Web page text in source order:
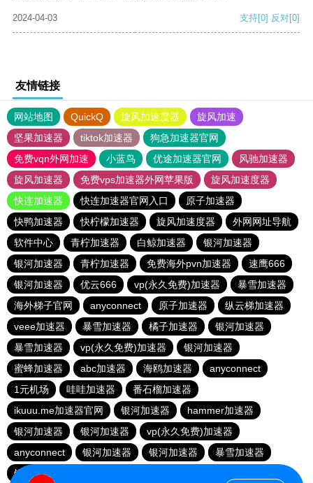
2024-04-03 支持[0] 反对[0]
友情链接
网站地图 QuickQ 旋风加速度器
旋风加速
坚果加速器
tiktok加速器
狗急加速器官网
免费vqn外网加速
小蓝鸟 优途加速器官网
风驰加速器
旋风加速器
免费vps加速器外网苹果版
旋风加速度器
快连加速器
快连加速器官网入口
原子加速器
快鸭加速器
快柠檬加速器 旋风加速度器
外网网址导航
软件中心
青柠加速器 白鲸加速器
银河加速器
银河加速器
青柠加速器 免费海外pvn加速器
速鹰666
银河加速器
优云666 vp(永久免费)加速器
暴雪加速器
海外梯子官网
anyconnect 原子加速器
纵云梯加速器
veee加速器
暴雪加速器 橘子加速器
银河加速器
暴雪加速器
vp(永久免费)加速器
银河加速器
蜜蜂加速器
abc加速器 海鸥加速器
anyconnect
1元机场
哇哇加速器
番石榴加速器
ikuuu.me加速器官网
银河加速器
hammer加速器
银河加速器
银河加速器
vp(永久免费)加速器
anyconnect
银河加速器 银河加速器
暴雪加速器
银河加速器